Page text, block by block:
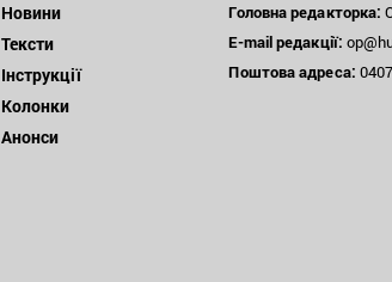
Новини
Тексти
Інструкції
Колонки
Анонси
Головна редакторка:
E-mail редакції:
Поштоваадреса: